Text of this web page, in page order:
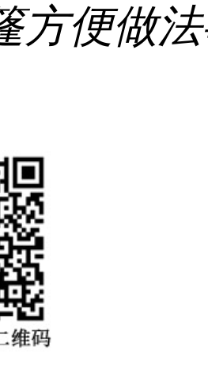
方便做